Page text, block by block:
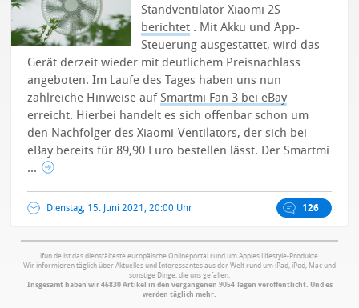
Standventilator Xiaomi 2S
berichtet . Mit Akku und App-
Steuerung ausgestattet, wird das
Gerät derzeit wieder mit deutlichem Preisnachlass
angeboten. Im Laufe des Tages haben uns nun
zahlreiche Hinweise aufSmartmi Fan 3 bei eBay
erreicht. Hierbei handelt es sich offenbar schon um
den Nachfolger des Xiaomi-Ventilators, der sich bei
eBay bereits für 89,90 Euro bestellen lässt. Der Smartmi
...
Dienstag, 15. Juni 2021, 20:00 Uhr 126
ifun.de ist das dienstälteste europäische Onlineportal rund um Apples Lifestyle-Produkte.
Wir informieren täglich über Aktuelles und Interessantes aus der Welt rund um iPad, iPod, Mac und
sonstige Dinge, die uns gefallen.
Insgesamt haben wir 46830 Artikel in den vergangenen 9054 Tagen veröffentlicht. Und es
werden täglich mehr.